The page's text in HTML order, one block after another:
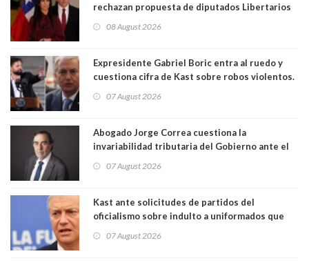
rechazan propuesta de diputados Libertarios
"Constituye un camino equivocado"
08 August 2026
Expresidente Gabriel Boric entra al ruedo y
cuestiona cifra de Kast sobre robos violentos.
07 August 2026
Abogado Jorge Correa cuestiona la
invariabilidad tributaria del Gobierno ante el
democracia” y "defendemos la alternancia en el
07 August 2026
Kast ante solicitudes de partidos del
oficialismo sobre indulto a uniformados que
07 August 2026